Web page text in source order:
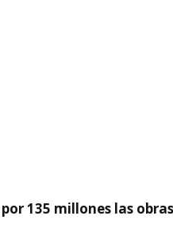
135 millones las